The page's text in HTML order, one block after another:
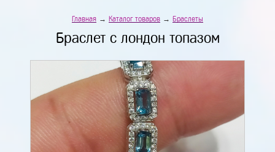
Главная → Каталог товаров → Браслеты
Браслет с лондон топазом